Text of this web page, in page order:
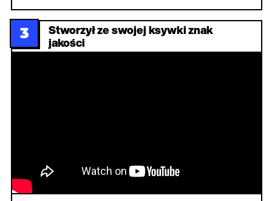
3
Stworzył ze swojej ksywki znak
jakości